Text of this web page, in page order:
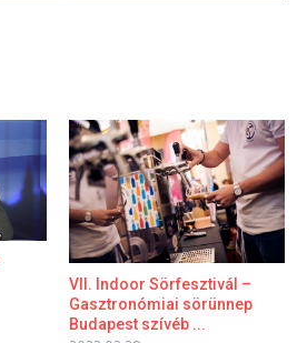
VII. Indoor Sörfesztivál –
Gasztronómiai sörünnep
Budapest szívéb ...